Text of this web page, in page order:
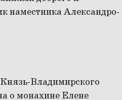
наместника Александро-
Владимирского
о монахине Елене